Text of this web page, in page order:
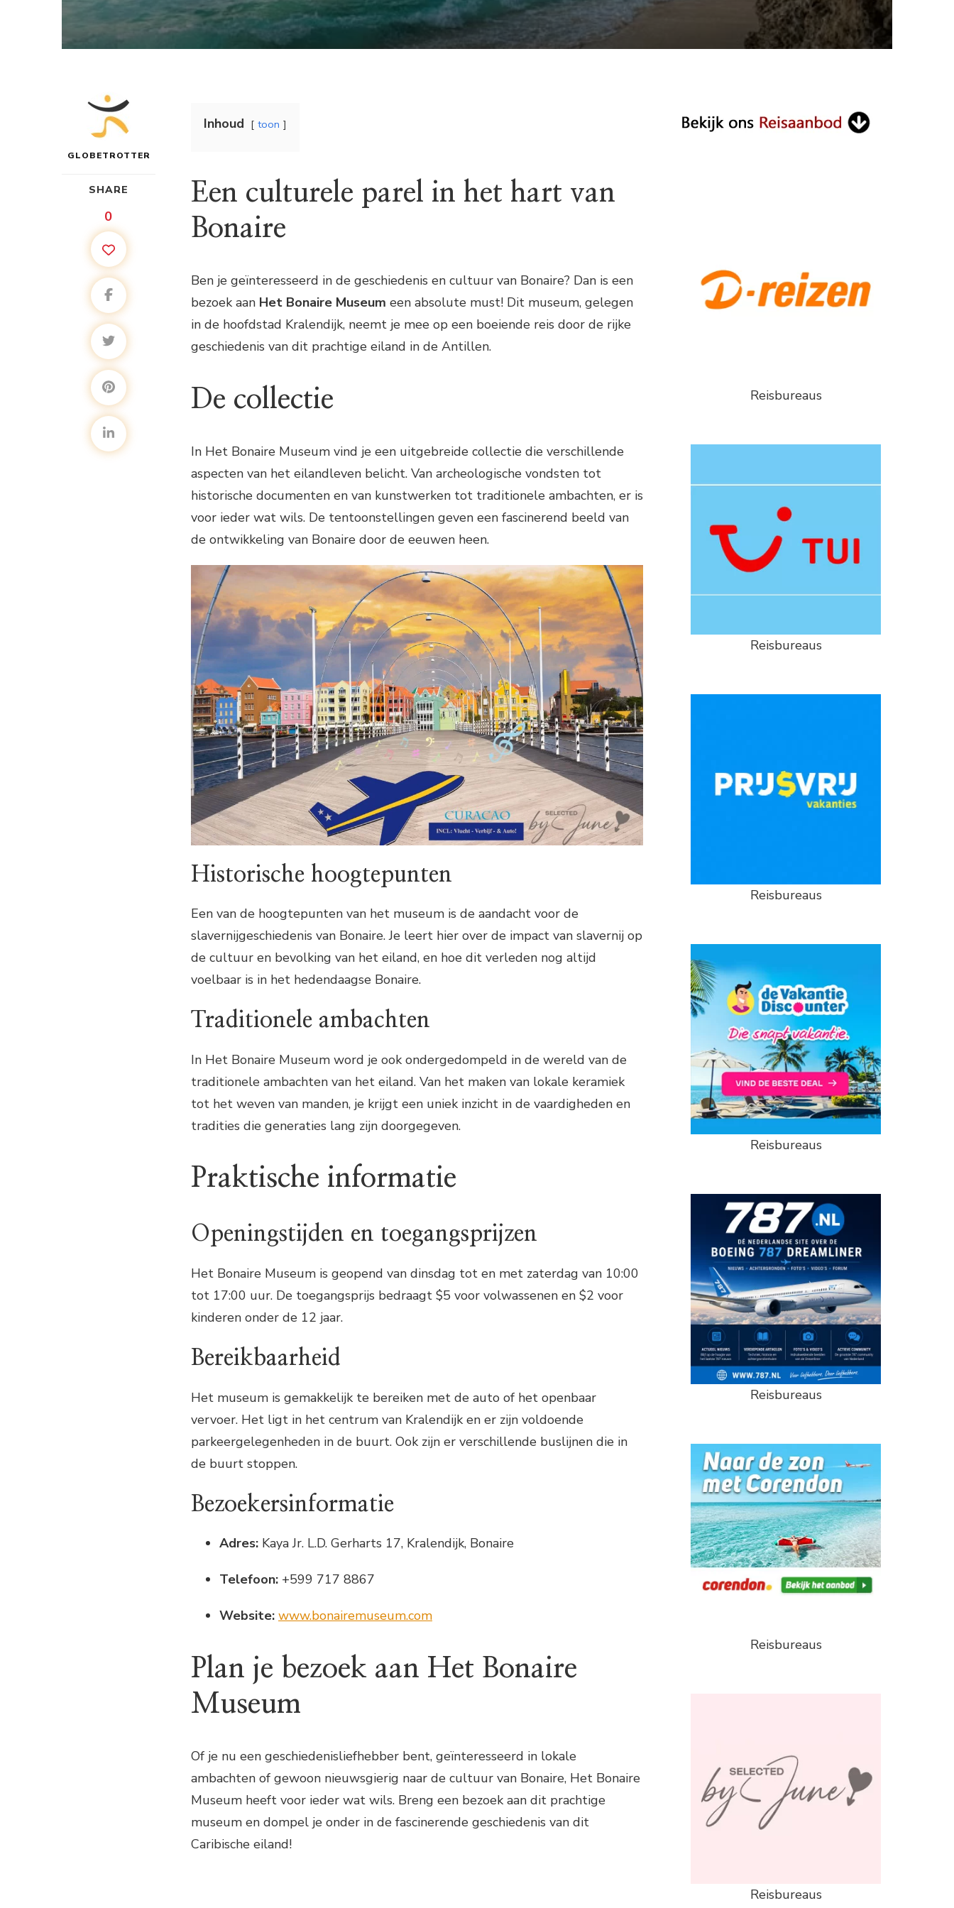
GLOBETROTTER
SHARE
0
Inhoud toon
Een culturele parel in het hart van
Bonaire
Ben je geïnteresseerd in de geschiedenis en cultuur van Bonaire? Dan is een
bezoek aan Het Bonaire Museum een absolute must! Dit museum, gelegen
in de hoofdstad Kralendijk, neemt je mee op een boeiende reis door de rijke
geschiedenis van dit prachtige eiland in de Antillen.
De collectie
In Het Bonaire Museum vind je een uitgebreide collectie die verschillende
aspecten van het eilandleven belicht. Van archeologische vondsten tot
historische documenten en van kunstwerken tot traditionele ambachten, er is
voor ieder wat wils. De tentoonstellingen geven een fascinerend beeld van
de ontwikkeling van Bonaire door de eeuwen heen.
Historische hoogtepunten
Een van de hoogtepunten van het museum is de aandacht voor de
slavernijgeschiedenis van Bonaire. Je leert hier over de impact van slavernij op
de cultuur en bevolking van het eiland, en hoe dit verleden nog altijd
voelbaar is in het hedendaagse Bonaire.
Traditionele ambachten
In Het Bonaire Museum word je ook ondergedompeld in de wereld van de
traditionele ambachten van het eiland. Van het maken van lokale keramiek
tot het weven van manden, je krijgt een uniek inzicht in de vaardigheden en
tradities die generaties lang zijn doorgegeven.
Praktische informatie
Openingstijden en toegangsprijzen
Het Bonaire Museum is geopend van dinsdag tot en met zaterdag van 10:00
tot 17:00 uur. De toegangsprijs bedraagt $5 voor volwassenen en $2 voor
kinderen onder de 12 jaar.
Bereikbaarheid
Het museum is gemakkelijk te bereiken met de auto of het openbaar
vervoer. Het ligt in het centrum van Kralendijk en er zijn voldoende
parkeergelegenheden in de buurt. Ook zijn er verschillende buslijnen die in
de buurt stoppen.
Bezoekersinformatie
Adres: Kaya Jr. L.D. Gerharts 17, Kralendijk, Bonaire
Telefoon: +599 717 8867
Website: www.bonairemuseum.com
Plan je bezoek aan Het Bonaire
Museum
Of je nu een geschiedenisliefhebber bent, geïnteresseerd in lokale
ambachten of gewoon nieuwsgierig naar de cultuur van Bonaire, Het Bonaire
Museum heeft voor ieder wat wils. Breng een bezoek aan dit prachtige
museum en dompel je onder in de fascinerende geschiedenis van dit
Caribische eiland!
Reisbureaus
Reisbureaus
Reisbureaus
Reisbureaus
Reisbureaus
Reisbureaus
Reisbureaus